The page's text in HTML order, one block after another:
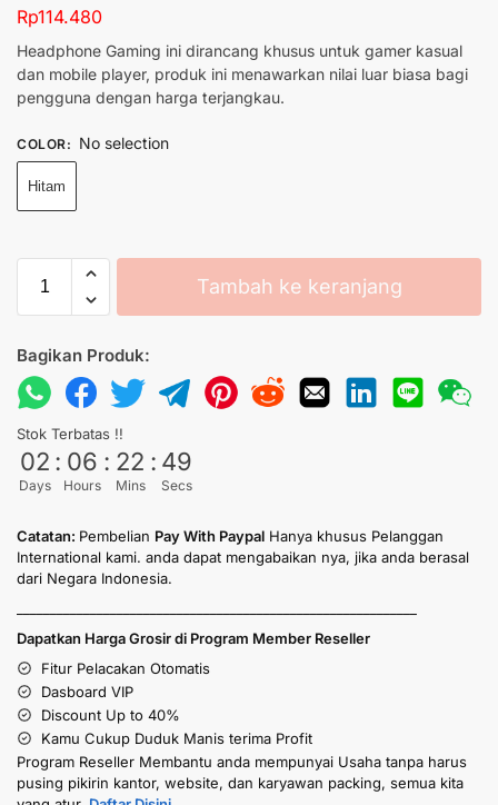
Rp114.480
Headphone Gaming ini dirancang khusus untuk gamer kasual
dan mobile player, produk ini menawarkan nilai luar biasa bagi
pengguna dengan harga terjangkau.
COLOR: No selection
Hitam
Tambah ke keranjang
Bagikan Produk:
Stok Terbatas !!
02
Days
: 06
Hours
: 22
Mins
: 49
Secs
Catatan: Pembelian Pay With Paypal Hanya khusus Pelanggan
International kami. anda dapat mengabaikan nya, jika anda berasal
dari Negara Indonesia.
Dapatkan Harga Grosir di Program Member Reseller
Fitur Pelacakan Otomatis
Dasboard VIP
Discount Up to 40%
Kamu Cukup Duduk Manis terima Profit
Program Reseller Membantu anda mempunyai Usaha tanpa harus
pusing pikirin kantor, website, dan karyawan packing, semua kita